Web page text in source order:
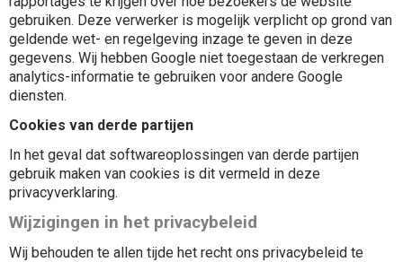
gebruiken. Deze verwerker is mogelijk verplicht op grond van
geldende wet- en regelgeving inzage te geven in deze
gegevens. Wij hebben Google niet toegestaan de verkregen
analytics-informatie te gebruiken voor andere Google
diensten.
Cookies van derde partijen
In het geval dat softwareoplossingen van derde partijen
gebruik maken van cookies is dit vermeld in deze
privacyverklaring.
Wijzigingen in het privacybeleid
Wij behouden te allen tijde het recht ons privacybeleid te